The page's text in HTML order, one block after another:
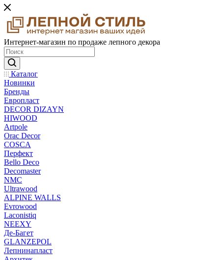
Интернет-магазин по продаже лепного декора
Каталог
Новинки
Бренды
Европласт
DECOR DIZAYN
HIWOOD
Artpole
Orac Decor
COSCA
Перфект
Bello Deco
Decomaster
NMС
Ultrawood
ALPINE WALLS
Evrowood
Laconistiq
NEEXY
Де-Багет
GLANZEPOL
Лепнинапласт